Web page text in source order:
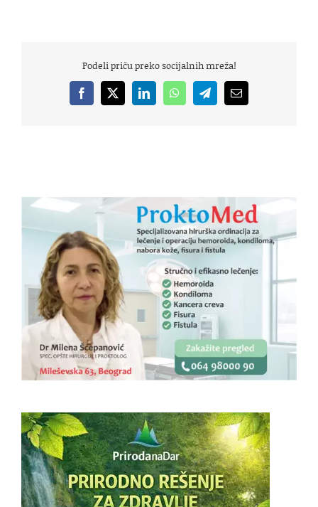
Podeli priču preko socijalnih mreža!
Facebook
X LinkedInWhatsAppTelegramEmail